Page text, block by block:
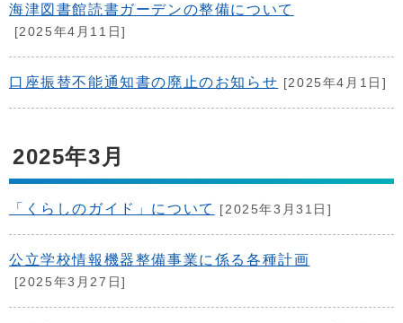
海津図書館読書ガーデンの整備について
[2025年4月11日]
口座振替不能通知書の廃止のお知らせ [2025年4月1日]
2025年3月
「くらしのガイド」について [2025年3月31日]
公立学校情報機器整備事業に係る各種計画
[2025年3月27日]